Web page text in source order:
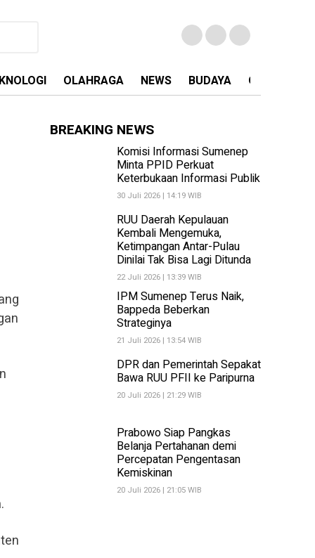
OLAHRAGA NEWS BUDAYA OPINI
BREAKING NEWS
Komisi Informasi Sumenep
Minta PPID Perkuat
Keterbukaan Informasi Publik
30 Juli 2026 | 14:19 WIB
RUU Daerah Kepulauan
Kembali Mengemuka,
Ketimpangan Antar-Pulau
Dinilai Tak Bisa Lagi Ditunda
22 Juli 2026 | 13:39 WIB
IPM Sumenep Terus Naik,
Bappeda Beberkan
Strateginya
21 Juli 2026 | 13:54 WIB
DPR dan Pemerintah Sepakat
Bawa RUU PFII ke Paripurna
20 Juli 2026 | 21:29 WIB
Prabowo Siap Pangkas
Belanja Pertahanan demi
Percepatan Pengentasan
Kemiskinan
20 Juli 2026 | 21:05 WIB